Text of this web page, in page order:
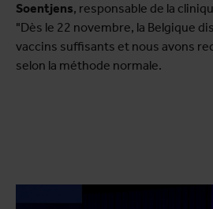
Soentjens, responsable de la
"Dès le 22 novembre, la Belgique
vaccins suffisants et nous avons
selon la méthode normale.